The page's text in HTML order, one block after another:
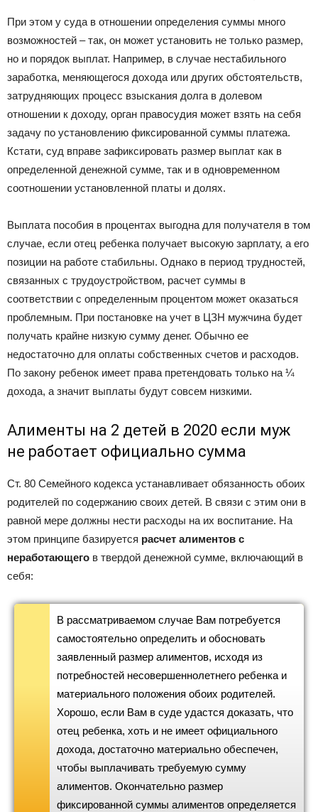
При этом у суда в отношении определения суммы много
возможностей – так, он может установить не только размер,
но и порядок выплат. Например, в случае нестабильного
заработка, меняющегося дохода или других обстоятельств,
затрудняющих процесс взыскания долга в долевом
отношении к доходу, орган правосудия может взять на себя
задачу по установлению фиксированной суммы платежа.
Кстати, суд вправе зафиксировать размер выплат как в
определенной денежной сумме, так и в одновременном
соотношении установленной платы и долях.
Выплата пособия в процентах выгодна для получателя в том
случае, если отец ребенка получает высокую зарплату, а его
позиции на работе стабильны. Однако в период трудностей,
связанных с трудоустройством, расчет суммы в
соответствии с определенным процентом может оказаться
проблемным. При постановке на учет в ЦЗН мужчина будет
получать крайне низкую сумму денег. Обычно ее
недостаточно для оплаты собственных счетов и расходов.
По закону ребенок имеет права претендовать только на ¼
дохода, а значит выплаты будут совсем низкими.
Алименты на 2 детей в 2020 если муж
не работает официально сумма
Ст. 80 Семейного кодекса устанавливает обязанность обоих
родителей по содержанию своих детей. В связи с этим они в
равной мере должны нести расходы на их воспитание. На
этом принципе базируется расчет алиментов с
неработающего в твердой денежной сумме, включающий в
себя:
В рассматриваемом случае Вам потребуется
самостоятельно определить и обосновать
заявленный размер алиментов, исходя из
потребностей несовершеннолетнего ребенка и
материального положения обоих родителей.
Хорошо, если Вам в суде удастся доказать, что
отец ребенка, хоть и не имеет официального
дохода, достаточно материально обеспечен,
чтобы выплачивать требуемую сумму
алиментов. Окончательно размер
фиксированной суммы алиментов определяется